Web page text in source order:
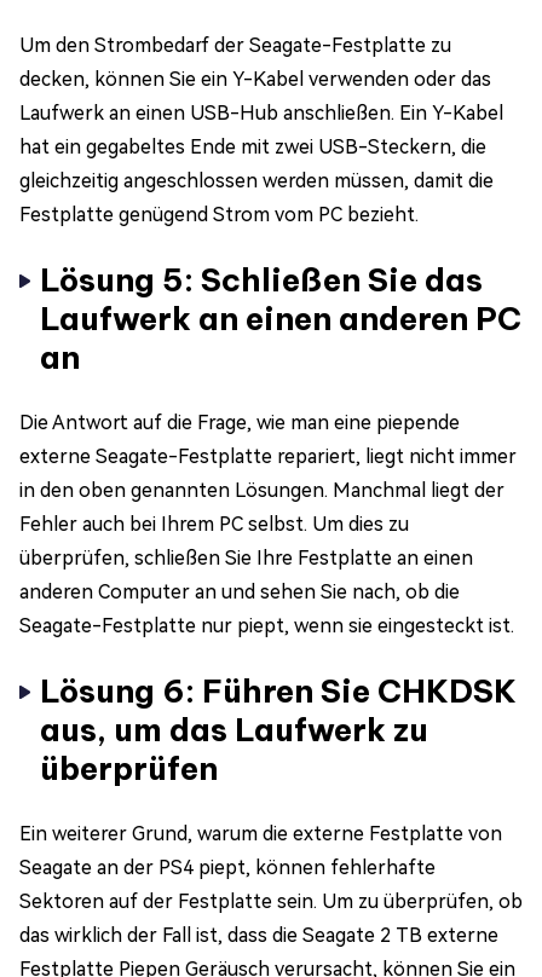
Um den Strombedarf der Seagate-Festplatte zu
decken, können Sie ein Y-Kabel verwenden oder das
Laufwerk an einen USB-Hub anschließen. Ein Y-Kabel
hat ein gegabeltes Ende mit zwei USB-Steckern, die
gleichzeitig angeschlossen werden müssen, damit die
Festplatte genügend Strom vom PC bezieht.
Lösung 5: Schließen Sie das
Laufwerk an einen anderen PC
an
Die Antwort auf die Frage, wie man eine piepende
externe Seagate-Festplatte repariert, liegt nicht immer
in den oben genannten Lösungen. Manchmal liegt der
Fehler auch bei Ihrem PC selbst. Um dies zu
überprüfen, schließen Sie Ihre Festplatte an einen
anderen Computer an und sehen Sie nach, ob die
Seagate-Festplatte nur piept, wenn sie eingesteckt ist.
Lösung 6: Führen Sie CHKDSK
aus, um das Laufwerk zu
überprüfen
Ein weiterer Grund, warum die externe Festplatte von
Seagate an der PS4 piept, können fehlerhafte
Sektoren auf der Festplatte sein. Um zu überprüfen, ob
das wirklich der Fall ist, dass die Seagate 2 TB externe
Festplatte Piepen Geräusch verursacht, können Sie ein